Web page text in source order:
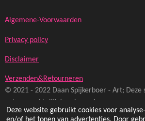
Deze website gebruikt cookies voor
en/of het tonen van advertenties. Door
Algemene-Voorwaarden
Privacy policy
Disclaimer
Verzenden&Retourneren
© 2021 - 2022 Daan Spijkerboer - Art; Deze
auteursrechtelijk beschermd
Powered byJouwWeb